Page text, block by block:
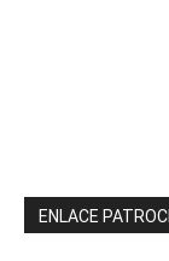
ENLACE